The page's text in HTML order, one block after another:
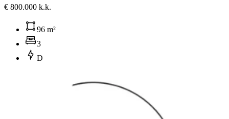
€ 800.000 k.k.
96 m²
3
D